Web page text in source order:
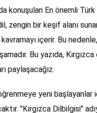
konuşulan En önemli
zengin bir keşif alanı
içerir. Bu
Bu yazıda,
paylaşacağız.
yeni
"Kırgızca Dilbilgisi"